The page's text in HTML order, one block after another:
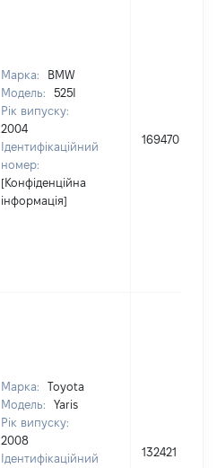
Марка:
BMW
Модель:
525І
Рік випуску:
2004
Ідентифікаційний
номер:
[Конфіденційна
інформація]
169470
Марка:
Toyota
Модель:
Yaris
Рік випуску:
2008
Ідентифікаційний
132421